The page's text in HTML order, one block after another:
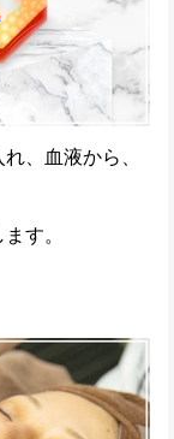
、血液から、
す。